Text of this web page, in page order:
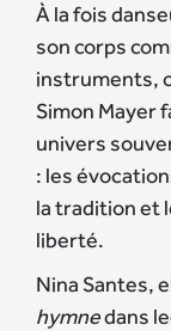
À la fois
son corps
instruments,
Simon Mayer
univers
: les
la tradition et
liberté.
Nina Santes,
hymnedans